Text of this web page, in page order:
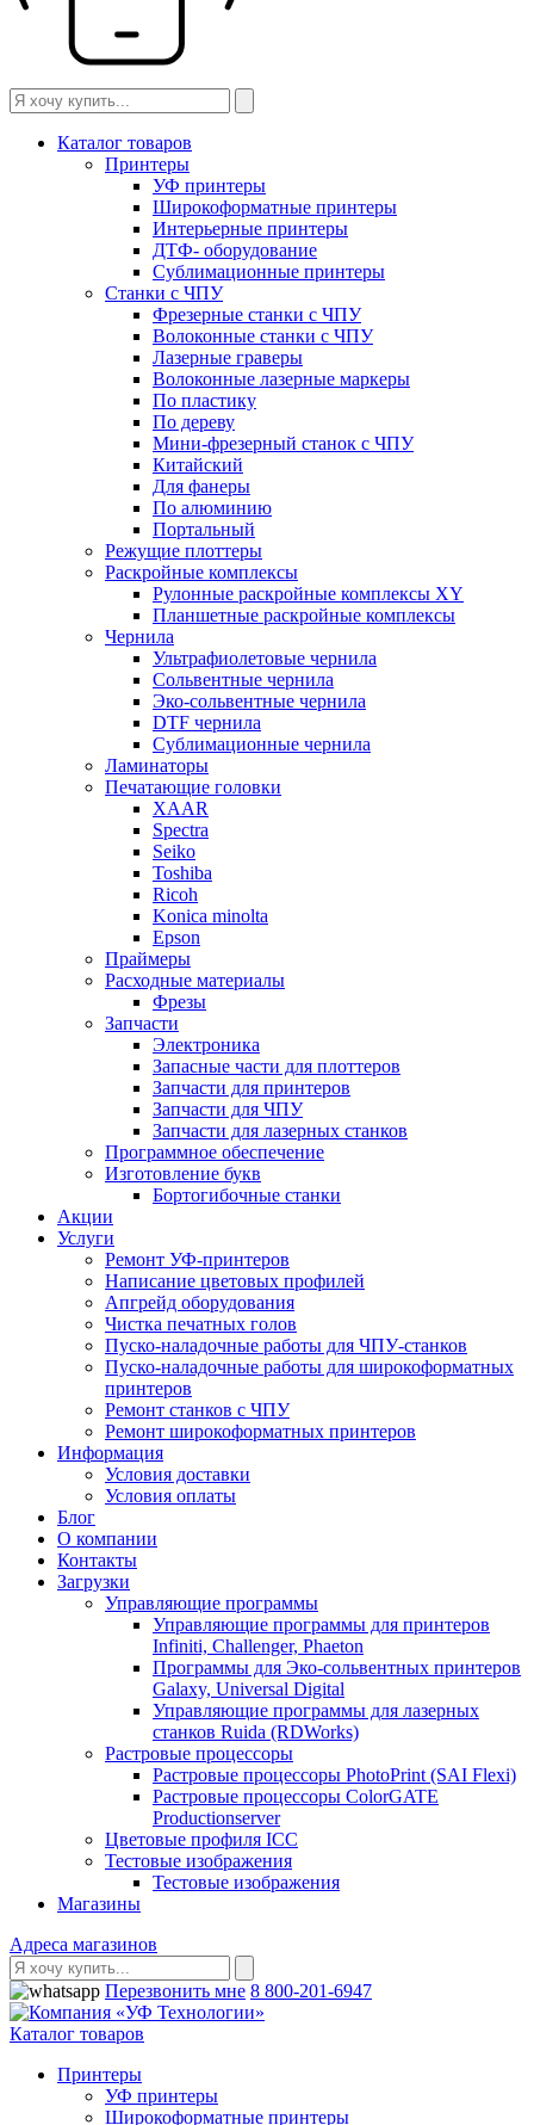
Каталог товаров
Принтеры
УФ принтеры
Широкоформатные принтеры
Интерьерные принтеры
ДТФ- оборудование
Сублимационные принтеры
Станки с ЧПУ
Фрезерные станки с ЧПУ
Волоконные станки с ЧПУ
Лазерные граверы
Волоконные лазерные маркеры
По пластику
По дереву
Мини-фрезерный станок с ЧПУ
Китайский
Для фанеры
По алюминию
Портальный
Режущие плоттеры
Раскройные комплексы
Рулонные раскройные комплексы XY
Планшетные раскройные комплексы
Чернила
Ультрафиолетовые чернила
Сольвентные чернила
Эко-сольвентные чернила
DTF чернила
Сублимационные чернила
Ламинаторы
Печатающие головки
XAAR
Spectra
Seiko
Toshiba
Ricoh
Konica minolta
Epson
Праймеры
Расходные материалы
Фрезы
Запчасти
Электроника
Запасные части для плоттеров
Запчасти для принтеров
Запчасти для ЧПУ
Запчасти для лазерных станков
Программное обеспечение
Изготовление букв
Бортогибочные станки
Акции
Услуги
Ремонт УФ-принтеров
Написание цветовых профилей
Апгрейд оборудования
Чистка печатных голов
Пуско-наладочные работы для ЧПУ-станков
Пуско-наладочные работы для широкоформатных
принтеров
Ремонт станков с ЧПУ
Ремонт широкоформатных принтеров
Информация
Условия доставки
Условия оплаты
Блог
О компании
Контакты
Загрузки
Управляющие программы
Управляющие программы для принтеров
Infiniti, Challenger, Phaeton
Программы для Эко-сольвентных принтеров
Galaxy, Universal Digital
Управляющие программы для лазерных
станков Ruida (RDWorks)
Растровые процессоры
Растровые процессоры PhotoPrint (SAI Flexi)
Растровые процессоры ColorGATE
Productionserver
Цветовые профиля ICC
Тестовые изображения
Тестовые изображения
Магазины
Адреса магазинов
Перезвонить мне 8 800-201-6947
Каталог товаров
Принтеры
УФ принтеры
Широкоформатные принтеры